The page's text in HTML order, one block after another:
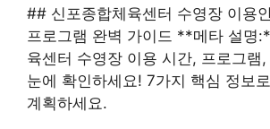
## 신포종합체육센터 수영장 이용
프로그램 완벽 가이드 **메타 설명
육센터 수영장 이용 시간, 프로그램
눈에 확인하세요! 7가지 핵심 정보
계획하세요.